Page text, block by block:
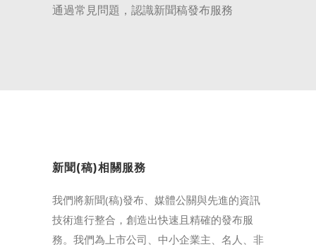
通過常見問題，認識新聞稿發布服務
新聞(稿)相關服務
我們將新聞(稿)發布、媒體公關與先進的資訊
技術進行整合，創造出快速且精確的發布服
務。我們為上市公司、中小企業主、名人、非